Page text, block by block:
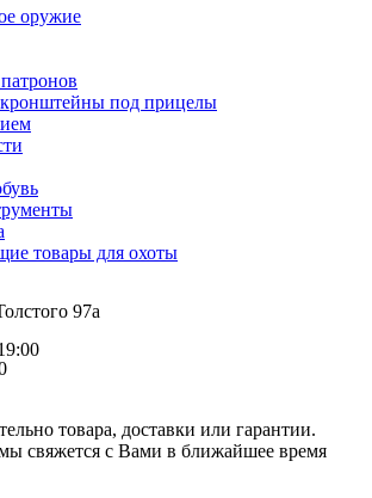
оружие
под прицелы
товары для охоты
97а
товара, доставки или гарантии.
мы свяжется с Вами в ближайшее время